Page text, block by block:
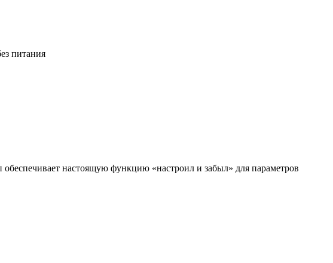
питания
настоящую функцию «настроил и забыл» для параметров